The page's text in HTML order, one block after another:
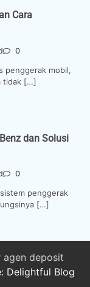
Cara
0
penggerak mobil,
tidak […]
dan Solusi
0
penggerak
[…]
agen deposit
Delightful Blog